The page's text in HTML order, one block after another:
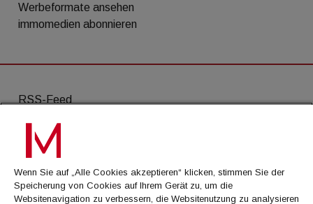
Werbeformate ansehen
immomedien abonnieren
RSS-Feed
AGB
Datenschutz
Kontakt
Impressum
Wenn Sie auf „Alle Cookies akzeptieren“ klicken, stimmen Sie der
Speicherung von Cookies auf Ihrem Gerät zu, um die
Websitenavigation zu verbessern, die Websitenutzung zu analysieren